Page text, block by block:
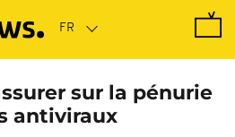
sur la pénurie
antiviraux